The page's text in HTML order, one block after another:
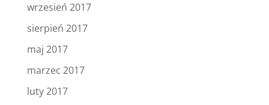
wrzesień 2017
sierpień 2017
maj 2017
marzec 2017
luty 2017